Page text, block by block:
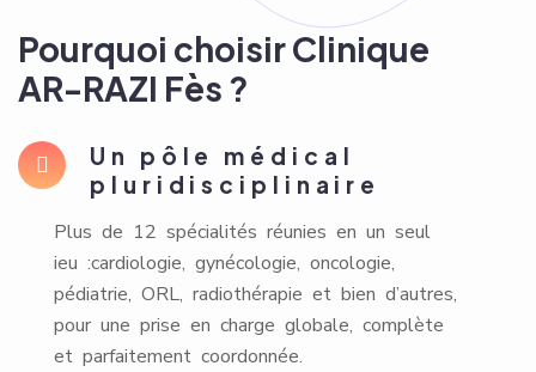
Pourquoi choisir Clinique
AR-RAZI Fès ?
Un pôle médical
pluridisciplinaire
Plus de 12 spécialités réunies en un seul
ieu :cardiologie, gynécologie, oncologie,
pédiatrie, ORL, radiothérapie et bien d’autres,
pour une prise en charge globale, complète
et parfaitement coordonnée.